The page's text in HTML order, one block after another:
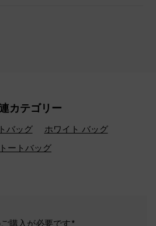
カテゴリー
バッグ
ホワイト バッグ
トートバッグ
購入が必要です*